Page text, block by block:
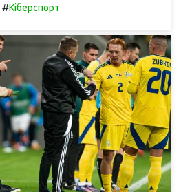
#Кіберспорт